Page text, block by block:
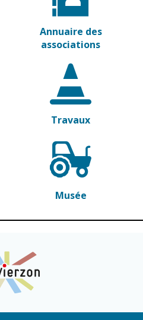
Annuaire des
associations
Travaux
Musée